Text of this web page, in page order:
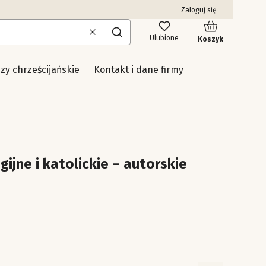
Zaloguj się
WyczyśćSzukaj Ulubione
Produkty w
Koszyk
chrześcijańskie Kontakt i dane firmy
i katolickie – autorskie